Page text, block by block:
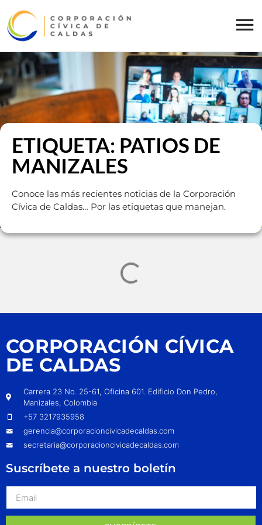
ETIQUETA: PATIOS DE
MANIZALES
Conoce las más recientes noticias de la Corporación
Cívica de Caldas… Por las etiquetas que manejan.
CORPORACIÓN CÍVICA
DE CALDAS
Carrera 23 No. 25-61, Oficina 601. Edificio Don Pedro,
Manizales, Colombia
+57 3217935958
gerencia@corporacioncivicadecaldas.com
secretaria@corporacioncivicadecaldas.com
Suscríbete a nuestro boletín